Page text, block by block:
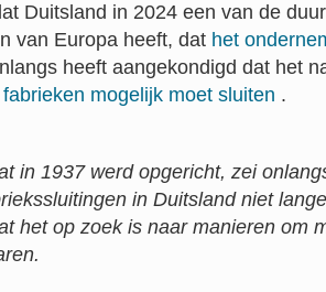
Duitsland in 2024 een van de
van Europa heeft, dat het
heeft aangekondigd dat het
mogelijk moet sluiten .
in 1937 werd opgericht, zei
in Duitsland niet
het op zoek is naar manieren om